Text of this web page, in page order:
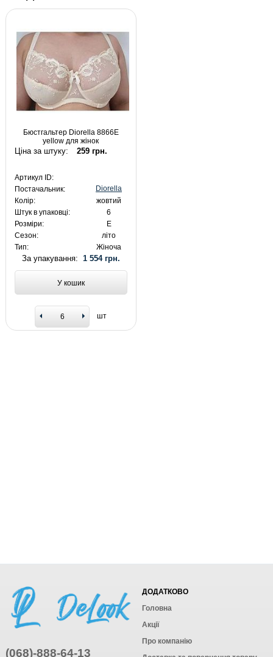
Бюстгальтер Diorella 8866E
yellow для жінок
Ціна за штуку: 259 грн.
Артикул ID:
Постачальник:
Diorella
Колір:
жовтий
Штук в упаковці:
6
Розміри:
E
Сезон:
літо
Тип:
Жіноча
За упакування: 1 554 грн.
У кошик
шт
(068)-888-64-13
ДОДАТКОВО
Головна
Акції
Про компанію